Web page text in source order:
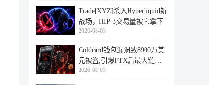
Trade[XYZ]杀入Hyperliquid新
战场，HIP-3交易量被它拿下
2026-08-03
Coldcard钱包漏洞致8900万美
元被盗,引爆FTX后最大链上
迁移潮
2026-08-03